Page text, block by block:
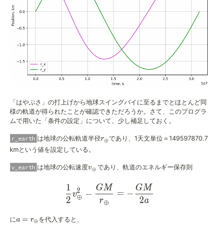
「はやぶさ」の打上げから地球スイングバイに至るまでとほとんど同
様の軌道が得られたことが確認できただろうか。さて、このプログラ
ムで用いた「条件の設定」について、少し補足しておく。
r_earth は地球の公転軌道半径r_{\oplus}
r⊕であり、1天文単位＝149597870.7
kmという値を設定している。
v_earth は地球の公転速度v_{\oplus}
v⊕ であり、軌道のエネルギー保存則
2
1
v⊕
2 −
r⊕
GM
= −
2a
GM
にa=r_{\oplus}
a = r⊕ を代入すると、